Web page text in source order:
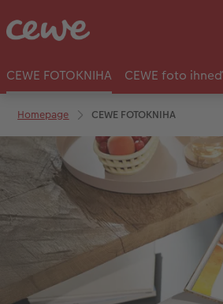
CEWE FOTOKNIHA CEWE foto ihneď
Homepage CEWE FOTOKNIHA